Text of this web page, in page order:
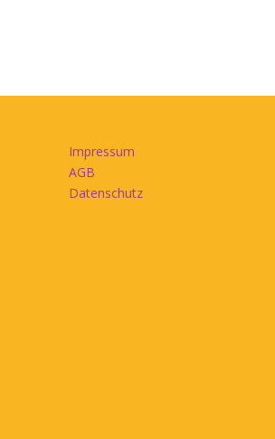
Impressum
AGB
Datenschutz